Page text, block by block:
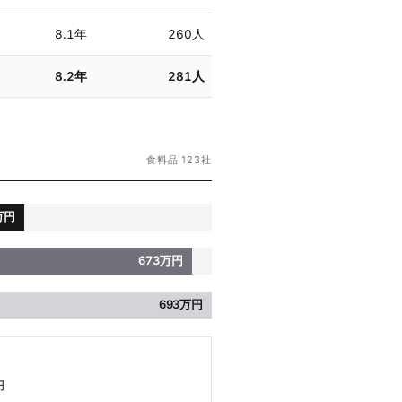
8.1年 260人
8.2年 281人
食料品 123社
円
673万円
693万円